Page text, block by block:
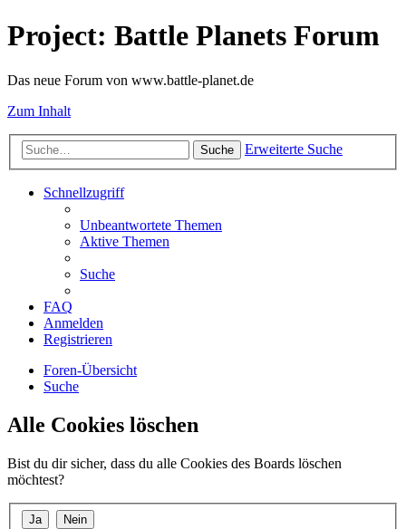
Project: Battle Planets Forum
Das neue Forum von www.battle-planet.de
Zum Inhalt
Suche Erweiterte Suche
Schnellzugriff
Unbeantwortete Themen
Aktive Themen
Suche
FAQ
Anmelden
Registrieren
Foren-Übersicht
Suche
Alle Cookies löschen
Bist du dir sicher, dass du alle Cookies des Boards löschen
möchtest?